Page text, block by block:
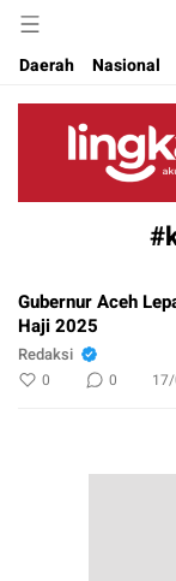
Daerah
Nasional
Gubernur Aceh
Haji 2025
Redaksi
0 0